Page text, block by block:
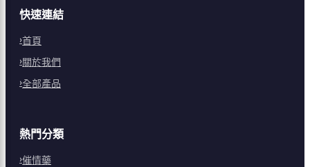
快速連結
首頁
關於我們
全部產品
熱門分類
催情藥